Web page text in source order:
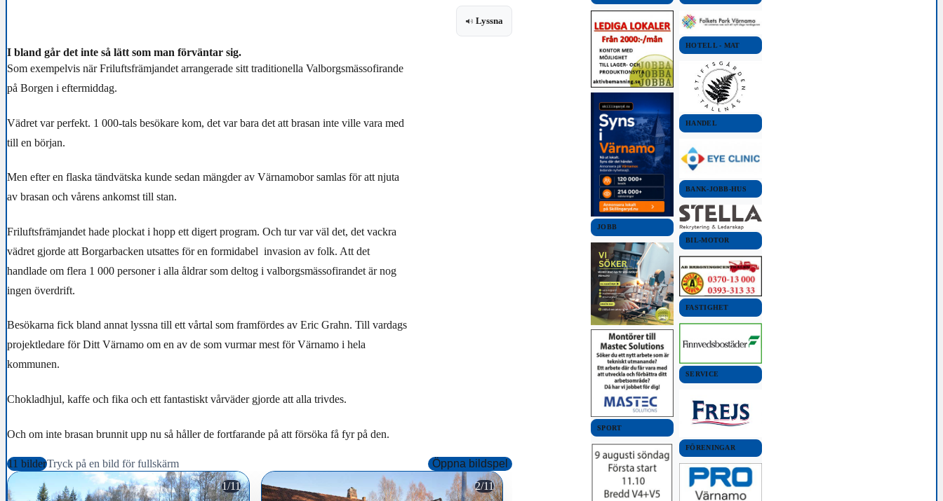
Lyssna
I bland går det inte så lätt som man förväntar sig.
Som exempelvis när Friluftsfrämjandet arrangerade sitt traditionella Valborgsmässofirande
på Borgen i eftermiddag.
Vädret var perfekt. 1 000-tals besökare kom, det var bara det att brasan inte ville vara med
till en början.
Men efter en flaska tändvätska kunde sedan mängder av Värnamobor samlas för att njuta
av brasan och vårens ankomst till stan.
Friluftsfrämjandet hade plockat i hopp ett digert program. Och tur var väl det, det vackra
vädret gjorde att Borgarbacken utsattes för en formidabel invasion av folk. Att det
handlade om flera 1 000 personer i alla åldrar som deltog i valborgsmässofirandet är nog
ingen överdrift.
Besökarna fick bland annat lyssna till ett vårtal som framfördes av Eric Grahn. Till vardags
projektledare för Ditt Värnamo om en av de som vurmar mest för Värnamo i hela
kommunen.
Chokladhjul, kaffe och fika och ett fantastiskt vårväder gjorde att alla trivdes.
Och om inte brasan brunnit upp nu så håller de fortfarande på att försöka få fyr på den.
11 bilderTryck på en bild för fullskärm
Öppna bildspel
1/11
2/11 3/11
Finns inte många brasor som kan kämpa mot en hela
flaska tändvätska. Men den här försökte i alla fall.
JOBB
SPORT
HOTELL - MAT
HANDEL
BANK-JOBB-HUS
BIL-MOTOR
FASTIGHET
SERVICE
FÖRENINGAR